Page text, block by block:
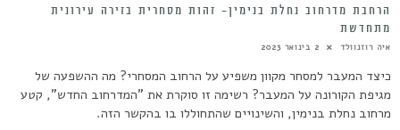
הרחבת מדרחוב נחלת בנימין- זהות מסחרית בזירה עירונית
מתחדשת
איה רוזנוולד 2 בינואר 2023
כיצד המעבר למסחר מקוון משפיע על הרחוב המסחרי? מה ההשפעה של
מגיפת הקורונה על המעבר? רשימה זו סוקרת את "המדרחוב החדש", קטע
מרחוב נחלת בנימין, והשינויים שהתחוללו בו בהקשר הזה.